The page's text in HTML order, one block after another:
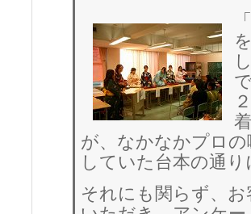
が、なかなかプロ
していた台本の通
それにも関らず、